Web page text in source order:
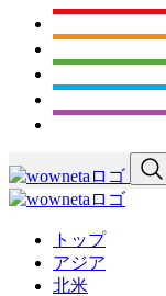
トップ
アジア
北米